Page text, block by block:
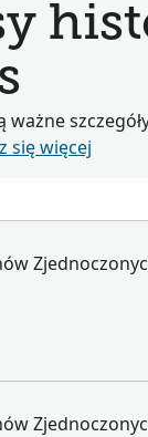
się więcej